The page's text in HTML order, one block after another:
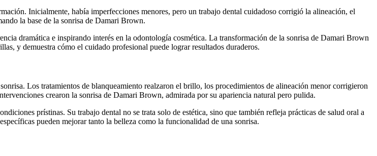
Inicialmente, había imperfecciones menores, pero un trabajo dental cuidadoso corrigió la alineación, el
la base de la sonrisa de Damari Brown.
dramática e inspirando interés en la odontología cosmética. La transformación de la sonrisa de Damari Brown
y demuestra cómo el cuidado profesional puede lograr resultados duraderos.
Los tratamientos de blanqueamiento realzaron el brillo, los procedimientos de alineación menor corrigieron
crearon la sonrisa de Damari Brown, admirada por su apariencia natural pero pulida.
prístinas. Su trabajo dental no se trata solo de estética, sino que también refleja prácticas de salud oral a
pueden mejorar tanto la belleza como la funcionalidad de una sonrisa.